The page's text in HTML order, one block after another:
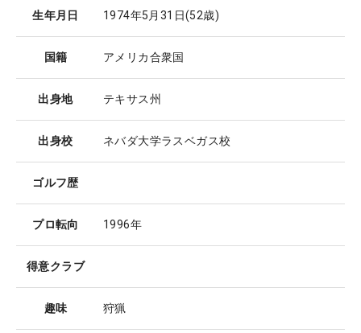
生年月日 1974年5月31日(52歳)
国籍 アメリカ合衆国
出身地 テキサス州
出身校 ネバダ大学ラスベガス校
ゴルフ歴
プロ転向 1996年
得意クラブ
趣味 狩猟